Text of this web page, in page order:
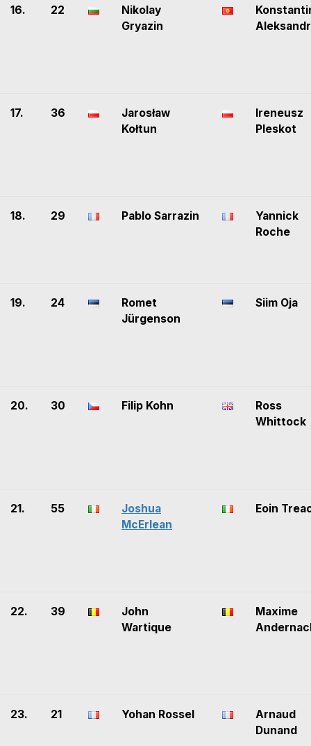
16. 22
Nikolay
Gryazin
17. 36
Jarosław
Kołtun
Ireneusz
Pleskot
18. 29 Pablo Sarrazin
Yannick
Roche
19. 24
Romet
Jürgenson
Siim Oja
20. 30 Filip Kohn
Ross
Whittock
21. 55
Joshua
McErlean
Eoin
22. 39
John
Wartique
Maxime
23. 21 Yohan Rossel
Arnaud
Dunand